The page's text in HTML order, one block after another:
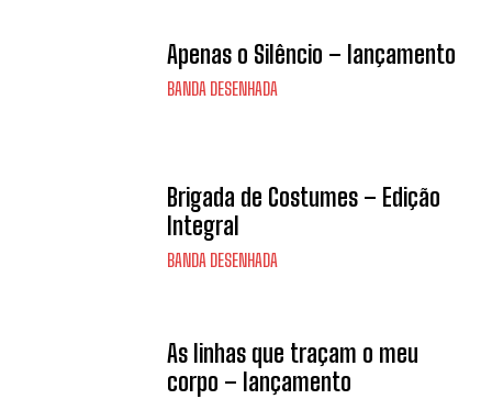
Apenas o Silêncio – lançamento
BANDA DESENHADA
Brigada de Costumes – Edição
Integral
BANDA DESENHADA
As linhas que traçam o meu
corpo – lançamento